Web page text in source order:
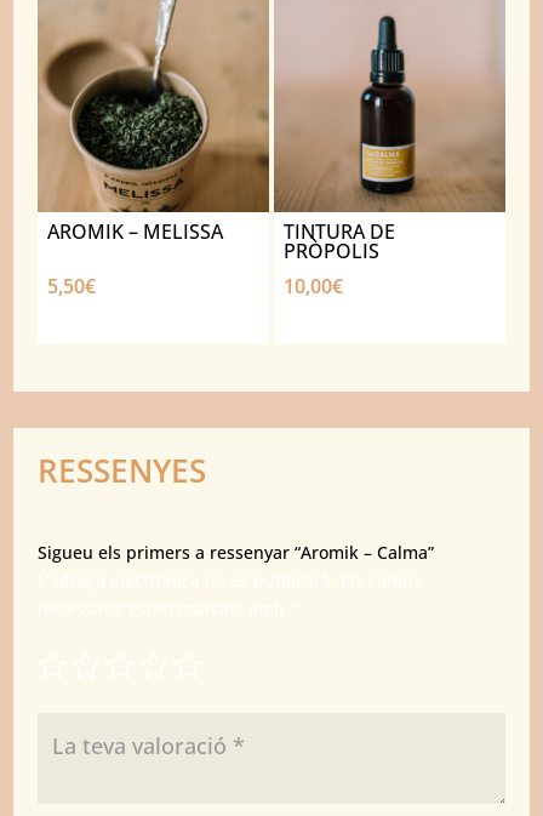
AROMIK – MELISSA
5,50€
TINTURA DE
PRÒPOLIS
10,00€
RESSENYES
Sigueu els primers a ressenyar “Aromik – Calma”